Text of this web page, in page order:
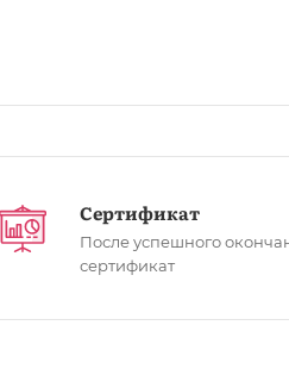
Сертификат
После успешного
сертификат